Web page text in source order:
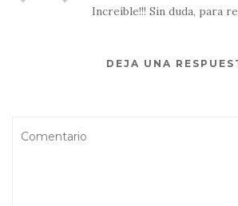
Increíble!!! Sin duda, para
DEJA UNA